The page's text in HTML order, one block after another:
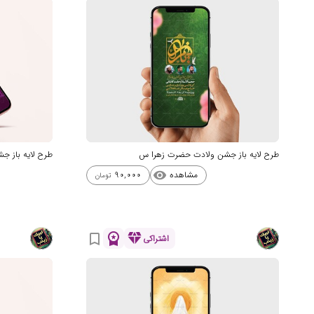
طرح لایه باز جشن ولادت حضرت زهرا س
مشاهده visibility
90,000 تومان
طرح لایه
اشتراکیdiamond
workspace_premium
bookmark_border